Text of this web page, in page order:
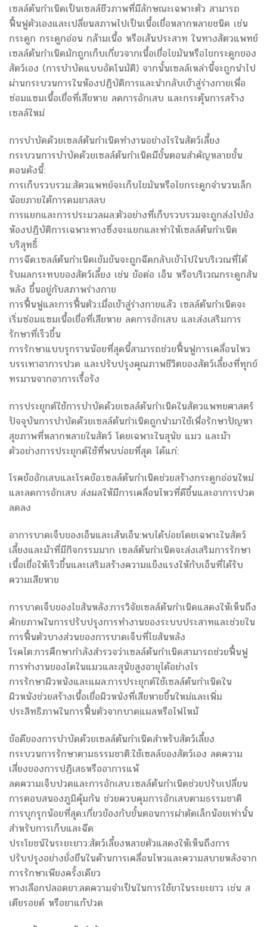
เซลล์ต้นกำเนิดเป็นเซลล์ชีวภาพที่มีลักษณะเฉพาะตัว สามารถ
ฟื้นฟูตัวเองและเปลี่ยนสภาพไปเป็นเนื้อเยื่อหลากหลายชนิด เช่น
กระดูก กระดูกอ่อน กล้ามเนื้อ หรือเส้นประสาท ในทางสัตวแพทย์
เซลล์ต้นกำเนิดมักถูกเก็บเกี่ยวจากเนื้อเยื่อไขมันหรือไขกระดูกของ
สัตว์เอง (การบำบัดแบบอัตโนมัติ) จากนั้นเซลล์เหล่านี้จะถูกนำไป
ผ่านกระบวนการในห้องปฏิบัติการและนำกลับเข้าสู่ร่างกายเพื่อ
ซ่อมแซมเนื้อเยื่อที่เสียหาย ลดการอักเสบ และกระตุ้นการสร้าง
เซลล์ใหม่
การบำบัดด้วยเซลล์ต้นกำเนิดทำงานอย่างไรในสัตว์เลี้ยง
กระบวนการบำบัดด้วยเซลล์ต้นกำเนิดมีขั้นตอนสำคัญหลายขั้น
ตอนดังนี้:
การเก็บรวบรวม:สัตวแพทย์จะเก็บไขมันหรือไขกระดูกจำนวนเล็ก
น้อยภายใต้การดมยาสลบ
การแยกและการประมวลผล:ตัวอย่างที่เก็บรวบรวมจะถูกส่งไปยัง
ห้องปฏิบัติการเฉพาะทางซึ่งจะแยกและทำให้เซลล์ต้นกำเนิด
บริสุทธิ์
การฉีด:เซลล์ต้นกำเนิดเข้มข้นจะถูกฉีดกลับเข้าไปในบริเวณที่ได้
รับผลกระทบของสัตว์เลี้ยง เช่น ข้อต่อ เอ็น หรือบริเวณกระดูกสัน
หลัง ขึ้นอยู่กับสภาพร่างกาย
การฟื้นฟูและการฟื้นตัว:เมื่อเข้าสู่ร่างกายแล้ว เซลล์ต้นกำเนิดจะ
เริ่มซ่อมแซมเนื้อเยื่อที่เสียหาย ลดการอักเสบ และส่งเสริมการ
รักษาที่เร็วขึ้น
การรักษาแบบรุกรานน้อยที่สุดนี้สามารถช่วยฟื้นฟูการเคลื่อนไหว
บรรเทาอาการปวด และปรับปรุงคุณภาพชีวิตของสัตว์เลี้ยงที่ทุกข์
ทรมานจากอาการเรื้อรัง
การประยุกต์ใช้การบำบัดด้วยเซลล์ต้นกำเนิดในสัตวแพทยศาสตร์
ปัจจุบันการบำบัดด้วยเซลล์ต้นกำเนิดถูกนำมาใช้เพื่อรักษาปัญหา
สุขภาพที่หลากหลายในสัตว์ โดยเฉพาะในสุนัข แมว และม้า
ตัวอย่างการประยุกต์ใช้ที่พบบ่อยที่สุด ได้แก่:
โรคข้ออักเสบและโรคข้อ:เซลล์ต้นกำเนิดช่วยสร้างกระดูกอ่อนใหม่
และลดการอักเสบ ส่งผลให้มีการเคลื่อนไหวที่ดีขึ้นและอาการปวด
ลดลง
อาการบาดเจ็บของเอ็นและเส้นเอ็น:พบได้บ่อยโดยเฉพาะในสัตว์
เลี้ยงและม้าที่มีกิจกรรมมาก เซลล์ต้นกำเนิดจะส่งเสริมการรักษา
เนื้อเยื่อให้เร็วขึ้นและเสริมสร้างความแข็งแรงให้กับเอ็นที่ได้รับ
ความเสียหาย
การบาดเจ็บของไขสันหลัง:การวิจัยเซลล์ต้นกำเนิดแสดงให้เห็นถึง
ศักยภาพในการปรับปรุงการทำงานของระบบประสาทและช่วยใน
การฟื้นตัวบางส่วนของการบาดเจ็บที่ไขสันหลัง
โรคไต:การศึกษากำลังสำรวจว่าเซลล์ต้นกำเนิดสามารถช่วยฟื้นฟู
การทำงานของไตในแมวและสุนัขสูงอายุได้อย่างไร
การรักษาผิวหนังและแผล:การประยุกต์ใช้เซลล์ต้นกำเนิดใน
ผิวหนังช่วยสร้างเนื้อเยื่อผิวหนังที่เสียหายขึ้นใหม่และเพิ่ม
ประสิทธิภาพในการฟื้นตัวจากบาดแผลหรือไฟไหม้
ข้อดีของการบำบัดด้วยเซลล์ต้นกำเนิดสำหรับสัตว์เลี้ยง
กระบวนการรักษาตามธรรมชาติ:ใช้เซลล์ของสัตว์เอง ลดความ
เสี่ยงของการปฏิเสธหรืออาการแพ้
ลดความเจ็บปวดและการอักเสบ:เซลล์ต้นกำเนิดช่วยปรับเปลี่ยน
การตอบสนองภูมิคุ้มกัน ช่วยควบคุมการอักเสบตามธรรมชาติ
การบุกรุกน้อยที่สุด:เกี่ยวข้องกับขั้นตอนการผ่าตัดเล็กน้อยเท่านั้น
สำหรับการเก็บและฉีด
ประโยชน์ในระยะยาว:สัตว์เลี้ยงหลายตัวแสดงให้เห็นถึงการ
ปรับปรุงอย่างยั่งยืนในด้านการเคลื่อนไหวและความสบายหลังจาก
การรักษาเพียงครั้งเดียว
ทางเลือกปลอดยา:ลดความจำเป็นในการใช้ยาในระยะยาว เช่น ส
เตียรอยด์ หรือยาแก้ปวด